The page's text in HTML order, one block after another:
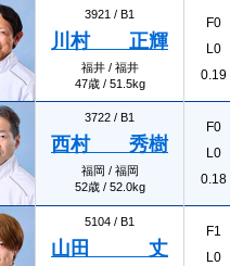
3921 / B1
川村 正輝
福井 / 福井
47歳 / 51.5kg
F0
L0
0.19
3722 / B1
西村 秀樹
福岡 / 福岡
52歳 / 52.0kg
F0
L0
0.18
5104 / B1
山田 丈
F1
L0